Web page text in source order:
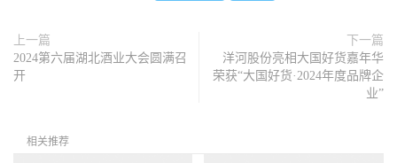
上一篇
2024第六届湖北酒业大会圆满召
开
下一篇
洋河股份亮相大国好货嘉年华
荣获“大国好货·2024年度品牌企
业”
相关推荐